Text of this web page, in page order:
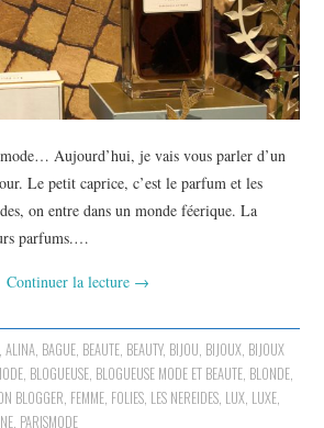
MES
Aujourd’hui, je vais vous parler d’un
Le petit caprice, c’est le parfum et les
on entre dans un monde féerique. La
parfums.…
Continuer la lecture →
ALINA, BAGUE, BEAUTE, BEAUTY, BIJOU BIJOUX, BIJOUX
BLOGUEUSE BLOGUEUSE MODE ET BEAUTE BLONDE
BLOGGER FEMME FOLIES LES NEREIDES LUX LUXE
PARISMODE